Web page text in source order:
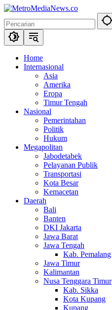
Langsung
konten
Home
Internasional
Asia
Amerika
Eropa
Timur Tengah
Nasional
Pemerintahan
Politik
Hukum
Megapolitan
Jabodetabek
Pelayanan Publik
Transportasi
Kota Besar
Kemacetan
Daerah
Bali
Banten
DKI Jakarta
Jawa Barat
Jawa Tengah
Kab. Pemalang
Jawa Timur
Kalimantan
Nusa Tenggara Timur
Kab. Sikka
Kota Kupang
Kupang